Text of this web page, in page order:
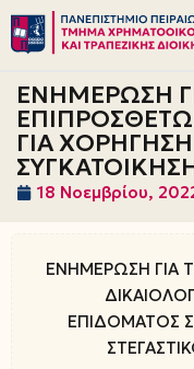
Μεταπηδήστε
στο
περιεχόμενο
ΕΝΗΜΕΡΩΣΗ
ΓΙΑ
18 Νοεμβρίου,
ΕΝΗΜΕΡΩΣΗ ΓΙΑ
ΕΠΙΔΟΜΑΤΟΣ